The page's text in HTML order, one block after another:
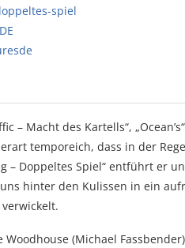
spiel
– Macht des Kartells“,
temporeich, dass in der
– Doppeltes Spiel“ entführt er
hinter den Kulissen in ein
(Michael